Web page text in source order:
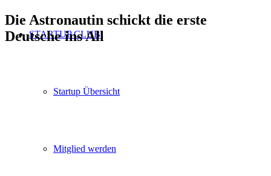
STARTUP CLUB
Startup Übersicht
Mitglied werden
Die Astronautin schickt die erste
Deutsche ins All